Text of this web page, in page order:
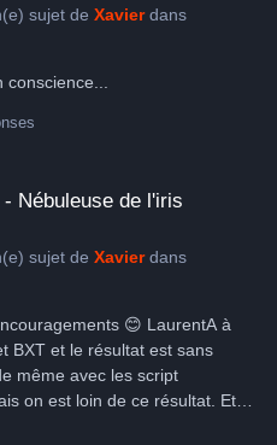
sujet de Xavierdans
conscience...
- Nébuleuse de l'iris
sujet de Xavierdans
😊 LaurentA à
BXT et le résultat est sans
même avec les script
on est loin de ce résultat. Et